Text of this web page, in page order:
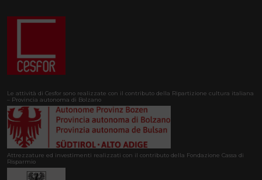
Le attività di Cesfor sono realizzate con il contributo della Ripartizione cultura italiana
– Provincia autonoma di Bolzano
Attrezzature ed investimenti realizzati con il contributo della Fondazione Cassa di
Risparmio